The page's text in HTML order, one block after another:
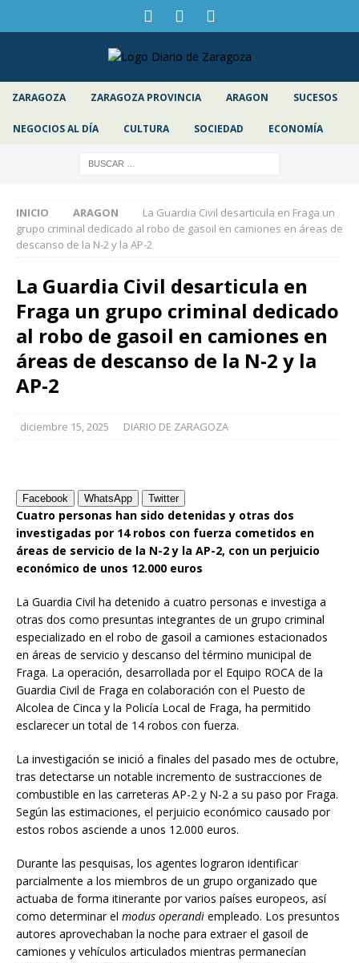
ZARAGOZA ZARAGOZA PROVINCIA ARAGON SUCESOS
NEGOCIOS AL DÍA CULTURA SOCIEDAD ECONOMÍA
INICIO ARAGON
La Guardia Civil desarticula en Fraga un
grupo criminal dedicado al robo de gasoil en camiones en áreas de
descanso de la N-2 y la AP-2
La Guardia Civil desarticula en
Fraga un grupo criminal dedicado
al robo de gasoil en camiones en
áreas de descanso de la N-2 y la
AP-2
diciembre 15, 2025 DIARIO DE ZARAGOZA
Facebook WhatsApp Twitter
Cuatro personas han sido detenidas y otras dos
investigadas por 14 robos con fuerza cometidos en
áreas de servicio de la N-2 y la AP-2, con un perjuicio
económico de unos 12.000 euros
La Guardia Civil ha detenido a cuatro personas e investiga a
otras dos como presuntas integrantes de un grupo criminal
especializado en el robo de gasoil a camiones estacionados
en áreas de servicio y descanso del término municipal de
Fraga. La operación, desarrollada por el Equipo ROCA de la
Guardia Civil de Fraga en colaboración con el Puesto de
Alcolea de Cinca y la Policía Local de Fraga, ha permitido
esclarecer un total de 14 robos con fuerza.
La investigación se inició a finales del pasado mes de octubre,
tras detectarse un notable incremento de sustracciones de
combustible en las carreteras AP-2 y N-2 a su paso por Fraga.
Según las estimaciones, el perjuicio económico causado por
estos robos asciende a unos 12.000 euros.
Durante las pesquisas, los agentes lograron identificar
parcialmente a los miembros de un grupo organizado que
actuaba de forma itinerante por varios países europeos, así
como determinar el modus operandi empleado. Los presuntos
autores aprovechaban la noche para extraer el gasoil de
camiones y vehículos articulados mientras permanecían